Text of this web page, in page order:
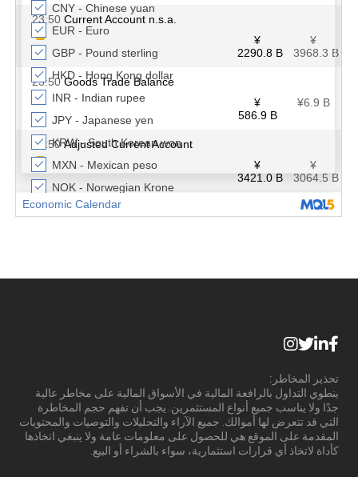
تحذير المخاطر:
ينطوي التداول بالرافعة المالية في الأسواق المالية على مخاطر عالية
جدًا ولا يناسب جميع أنواع المستثمرين. يجب أن تفهم حجم المخاطرة
التي قد تتعرض لها أموالك. جميع الآراء والتحليلات والتوصيات والمحتويات
المقدمة على الموقع هي للحصول على معلومات عامة ولا ينبغي اتخاذها
كأداة لاتخاذ أي قرارات استثمارية، سواء بالشراء أو البيع.